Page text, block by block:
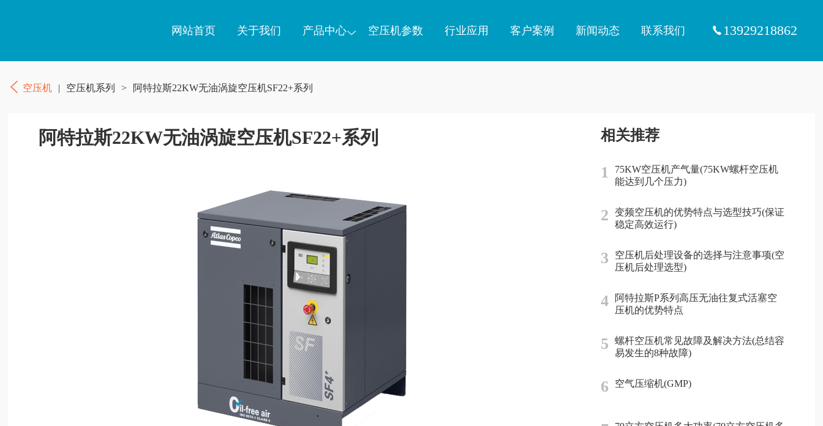
网站首页 关于我们 产品中心 空压机参数 行业应用 客户案例 新闻动态 联系我们 13929218862
空压机 | 空压机系列 > 阿特拉斯22KW无油涡旋空压机SF22+系列
阿特拉斯22KW无油涡旋空压机SF22+系列 相关推荐
1
75KW空压机产气量(75KW螺杆空压机
能达到几个压力)
2
变频空压机的优势特点与选型技巧(保证
稳定高效运行)
3
空压机后处理设备的选择与注意事项(空
压机后处理选型)
4
阿特拉斯P系列高压无油往复式活塞空
压机的优势特点
5
螺杆空压机常见故障及解决方法(总结容
易发生的8种故障)
6 空气压缩机(GMP)